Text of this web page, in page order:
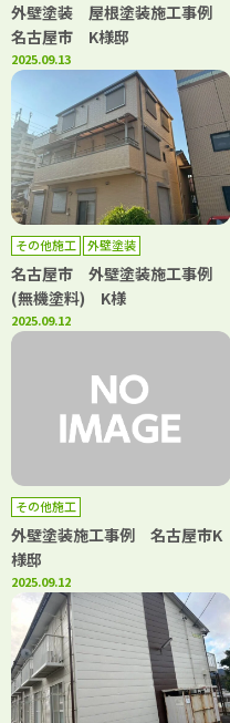
外壁塗装 屋根塗装施工事例
名古屋市 K様邸
2025.09.13
その他施工 外壁塗装
名古屋市 外壁塗装施工事例
(無機塗料) K様
2025.09.12
その他施工
外壁塗装施工事例 名古屋市K
様邸
2025.09.12